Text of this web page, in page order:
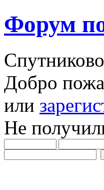
Форум
Добро
или
Не